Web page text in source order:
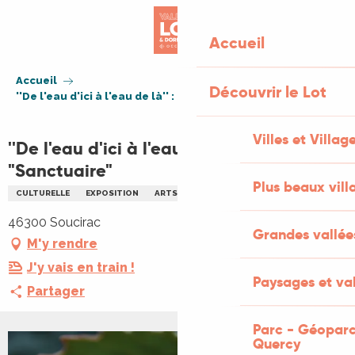
Accueil
Découvrir le Lot
Villes et
Plus beaux
Grandes
Paysages et
Parc -
Quercy
Accueil
''De l'eau d'ici à l'eau de là'' : exposition "Sanctuaire"
''De l'eau d'ici à l'eau de là'' : exposition
"Sanctuaire"
CULTURELLE EXPOSITION ARTS
46300 Soucirac
M'y rendre
J'y vais en train !
Partager